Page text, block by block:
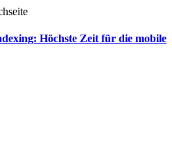
Höchste Zeit für die mobile